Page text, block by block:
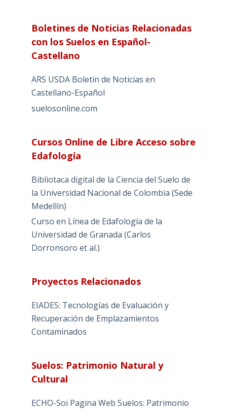
Boletines de Noticias Relacionadas
con los Suelos en Español-
Castellano
ARS USDA Boletín de Noticias en
Castellano-Español
suelosonline.com
Cursos Online de Libre Acceso sobre
Edafología
Bibliotaca digital de la Ciencia del Suelo de
la Universidad Nacional de Colombia (Sede
Medellín)
Curso en Línea de Edafología de la
Universidad de Granada (Carlos
Dorronsoro et al.)
Proyectos Relacionados
EIADES: Tecnologías de Evaluación y
Recuperación de Emplazamientos
Contaminados
Suelos: Patrimonio Natural y
Cultural
ECHO-Soi Pagina Web Suelos: Patrimonio